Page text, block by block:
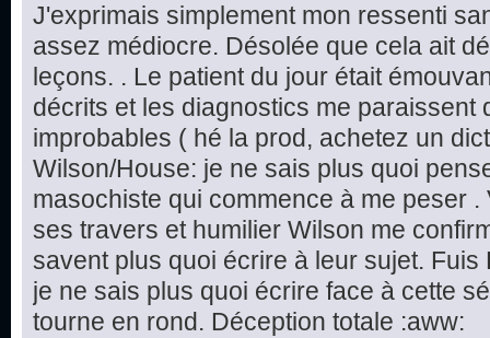
J'exprimais simplement mon ressenti
assez médiocre. Désolée que cela ait
leçons. . Le patient du jour était
décrits et les diagnostics me paraissent
improbables ( hé la prod, achetez un
Wilson/House: je ne sais plus quoi
masochiste qui commence à me peser
ses travers et humilier Wilson me
savent plus quoi écrire à leur sujet.
je ne sais plus quoi écrire face à cette
tourne en rond. Déception totale :aww: